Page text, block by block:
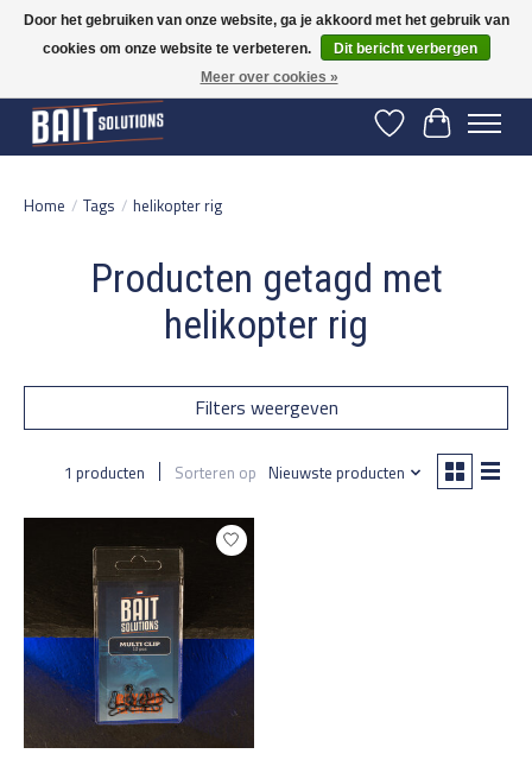
Gratis verzending vanaf 50 euro binnen NL | Op voorraad binnen 2-5 werkdagen
verzonden | België vanaf 70 euro gratis verzonden
Verlanglijst
Home / Tags / helikopter rig
Producten getagd met
helikopter rig
Filters weergeven
1 producten Sorteren op Nieuwste producten
Door het gebruiken van onze website, ga je akkoord met het gebruik van
cookies om onze website te verbeteren.
Dit bericht verbergen
Meer over cookies »